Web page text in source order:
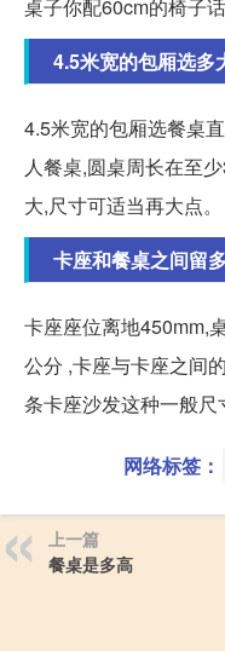
桌子你配60cm的椅子
4.5米宽的包厢选多
4.5米宽的包厢选餐桌
人餐桌,圆桌周长在至
大,尺寸可适当再大点
卡座和餐桌之间留
卡座座位离地450mm,
公分 ,卡座与卡座之间
条卡座沙发这种一般尺
网络标签：
上一篇
餐桌是多高